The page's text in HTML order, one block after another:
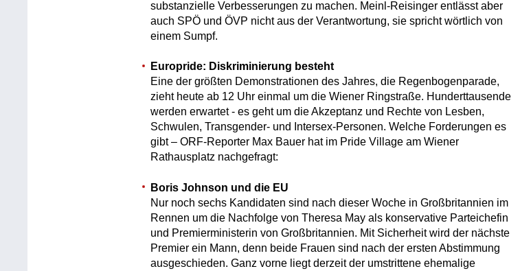
substanzielle Verbesserungen zu machen. Meinl-Reisinger entlässt aber
auch SPÖ und ÖVP nicht aus der Verantwortung, sie spricht wörtlich von
einem Sumpf.
Europride: Diskriminierung besteht
Eine der größten Demonstrationen des Jahres, die Regenbogenparade,
zieht heute ab 12 Uhr einmal um die Wiener Ringstraße. Hunderttausende
werden erwartet - es geht um die Akzeptanz und Rechte von Lesben,
Schwulen, Transgender- und Intersex-Personen. Welche Forderungen es
gibt – ORF-Reporter Max Bauer hat im Pride Village am Wiener
Rathausplatz nachgefragt:
Boris Johnson und die EU
Nur noch sechs Kandidaten sind nach dieser Woche in Großbritannien im
Rennen um die Nachfolge von Theresa May als konservative Parteichefin
und Premierministerin von Großbritannien. Mit Sicherheit wird der nächste
Premier ein Mann, denn beide Frauen sind nach der ersten Abstimmung
ausgeschieden. Ganz vorne liegt derzeit der umstrittene ehemalige